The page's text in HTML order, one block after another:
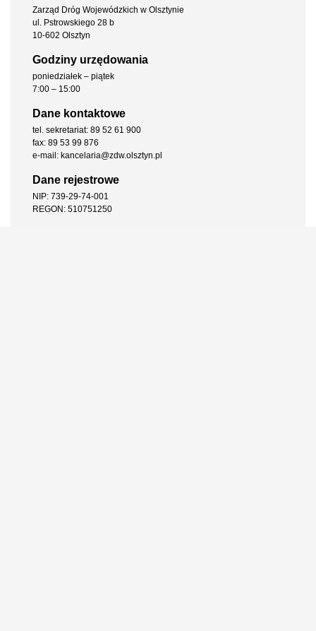
Zarząd Dróg Wojewódzkich w Olsztynie
ul. Pstrowskiego 28 b
10-602 Olsztyn
Godziny urzędowania
poniedziałek – piątek
7:00 – 15:00
Dane kontaktowe
tel. sekretariat: 89 52 61 900
fax: 89 53 99 876
e-mail: kancelaria@zdw.olsztyn.pl
Dane rejestrowe
NIP: 739-29-74-001
REGON: 510751250